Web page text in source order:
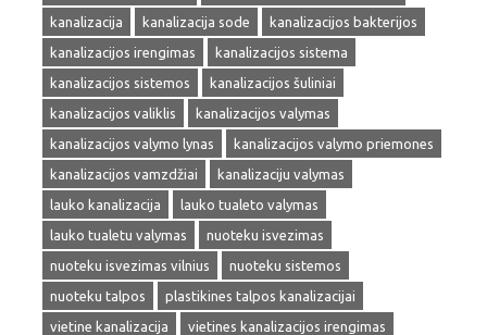
kanalizacija
kanalizacija sode
kanalizacijos bakterijos
kanalizacijos irengimas
kanalizacijos sistema
kanalizacijos sistemos
kanalizacijos šuliniai
kanalizacijos valiklis
kanalizacijos valymas
kanalizacijos valymo lynas
kanalizacijos valymo priemones
kanalizacijos vamzdžiai
kanalizaciju valymas
lauko kanalizacija
lauko tualeto valymas
lauko tualetu valymas
nuoteku isvezimas
nuoteku isvezimas vilnius
nuoteku sistemos
nuoteku talpos
plastikines talpos kanalizacijai
vietine kanalizacija
vietines kanalizacijos irengimas